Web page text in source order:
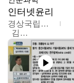
인터넷윤리
경상국립대학교
김대군